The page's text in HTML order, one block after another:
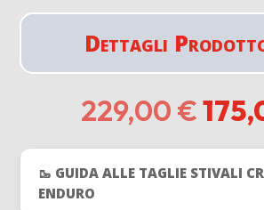
Dettagli
229,00 €Il
era:
🥾 GUIDA ALLE TAGLIE STIVALI
ENDURO